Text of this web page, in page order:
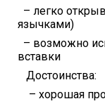
– легко
язычками)
– возможно
вставки
Достоинства:
– хорошая